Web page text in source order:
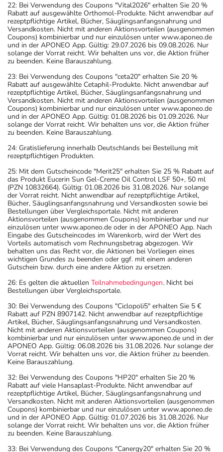
22: Bei Verwendung des Coupons "Vital2026" erhalten Sie 20 %
Rabatt auf ausgewählte Orthomol-Produkte. Nicht anwendbar auf
rezeptpflichtige Artikel, Bücher, Säuglingsanfangsnahrung und
Versandkosten. Nicht mit anderen Aktionsvorteilen (ausgenommen
Coupons) kombinierbar und nur einzulösen unter www.aponeo.de
und in der APONEO App. Gültig: 29.07.2026 bis 09.08.2026. Nur
solange der Vorrat reicht. Wir behalten uns vor, die Aktion früher
zu beenden. Keine Barauszahlung.
23: Bei Verwendung des Coupons "ceta20" erhalten Sie 20 %
Rabatt auf ausgewählte Cetaphil-Produkte. Nicht anwendbar auf
rezeptpflichtige Artikel, Bücher, Säuglingsanfangsnahrung und
Versandkosten. Nicht mit anderen Aktionsvorteilen (ausgenommen
Coupons) kombinierbar und nur einzulösen unter www.aponeo.de
und in der APONEO App. Gültig: 01.08.2026 bis 01.09.2026. Nur
solange der Vorrat reicht. Wir behalten uns vor, die Aktion früher
zu beenden. Keine Barauszahlung.
24: Gratislieferung innerhalb Deutschlands bei Bestellung mit
rezeptpflichtigen Produkten.
25: Mit dem Gutscheincode "Merit25" erhalten Sie 25 % Rabatt auf
das Produkt Eucerin Sun Gel-Creme Oil Control LSF 50+, 50 ml
(PZN 10832664). Gültig: 01.08.2026 bis 31.08.2026. Nur solange
der Vorrat reicht. Nicht anwendbar auf rezeptpflichtige Artikel,
Bücher, Säuglingsanfangsnahrung und Versandkosten sowie bei
Bestellungen über Vergleichsportale. Nicht mit anderen
Aktionsvorteilen (ausgenommen Coupons) kombinierbar und nur
einzulösen unter www.aponeo.de oder in der APONEO App. Nach
Eingabe des Gutscheincodes im Warenkorb, wird der Wert des
Vorteils automatisch vom Rechnungsbetrag abgezogen. Wir
behalten uns das Recht vor, die Aktionen bei Vorliegen eines
wichtigen Grundes zu beenden oder ggf. mit einem anderen
Gutschein bzw. durch eine andere Aktion zu ersetzen.
26: Es gelten die aktuellen Teilnahmebedingungen. Nicht bei
Bestellungen über Vergleichsportale.
30: Bei Verwendung des Coupons "Ciclopoli5" erhalten Sie 5 €
Rabatt auf PZN 8907142. Nicht anwendbar auf rezeptpflichtige
Artikel, Bücher, Säuglingsanfangsnahrung und Versandkosten.
Nicht mit anderen Aktionsvorteilen (ausgenommen Coupons)
kombinierbar und nur einzulösen unter www.aponeo.de und in der
APONEO App. Gültig: 06.08.2026 bis 31.08.2026. Nur solange der
Vorrat reicht. Wir behalten uns vor, die Aktion früher zu beenden.
Keine Barauszahlung.
32: Bei Verwendung des Coupons "HP20" erhalten Sie 20 %
Rabatt auf viele Hansaplast-Produkte. Nicht anwendbar auf
rezeptpflichtige Artikel, Bücher, Säuglingsanfangsnahrung und
Versandkosten. Nicht mit anderen Aktionsvorteilen (ausgenommen
Coupons) kombinierbar und nur einzulösen unter www.aponeo.de
und in der APONEO App. Gültig: 01.07.2026 bis 31.08.2026. Nur
solange der Vorrat reicht. Wir behalten uns vor, die Aktion früher
zu beenden. Keine Barauszahlung.
33: Bei Verwendung des Coupons "Canergy20" erhalten Sie 20 %